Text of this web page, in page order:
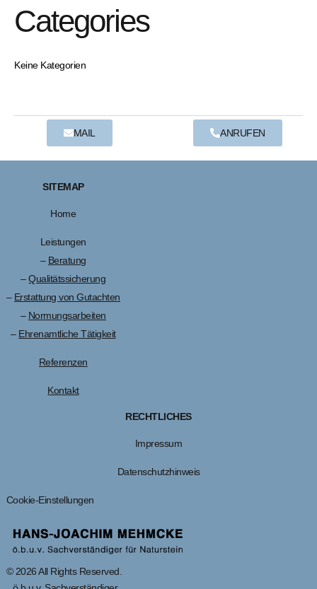
Categories
Keine Kategorien
MAIL ANRUFEN
© 2026 All Rights Reserved.
SITEMAP
Home
Leistungen
– Beratung
–Qualitätssicherung
– Erstattung von Gutachten
– Normungsarbeiten
– Ehrenamtliche Tätigkeit
Referenzen
Kontakt
RECHTLICHES
Impressum
Datenschutzhinweis
Cookie-Einstellungen